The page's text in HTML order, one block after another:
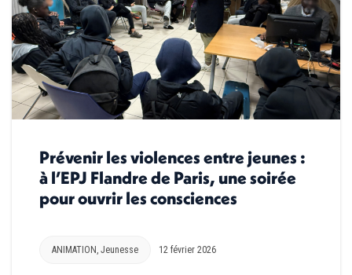
Prévenir les violences entre jeunes :
à l’EPJ Flandre de Paris, une soirée
pour ouvrir les consciences
ANIMATION, Jeunesse 12 février 2026